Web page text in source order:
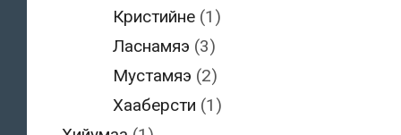
Кристийне(1)
Ласнамяэ (3)
Мустамяэ (2)
Хааберсти (1)